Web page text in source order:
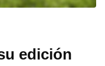
edición